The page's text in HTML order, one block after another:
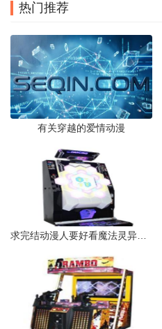
热门推荐
有关穿越的爱情动漫